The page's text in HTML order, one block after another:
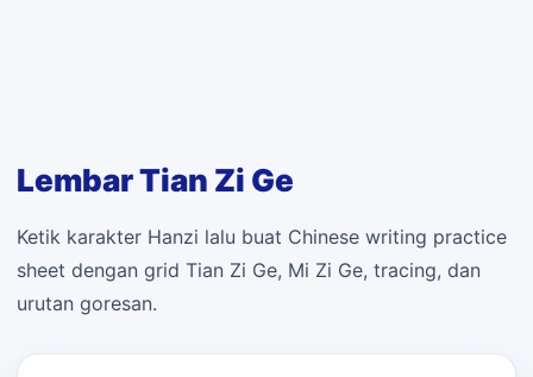
Lembar Tian Zi Ge
Ketik karakter Hanzi lalu buat Chinese writing practice
sheet dengan grid Tian Zi Ge, Mi Zi Ge, tracing, dan
urutan goresan.